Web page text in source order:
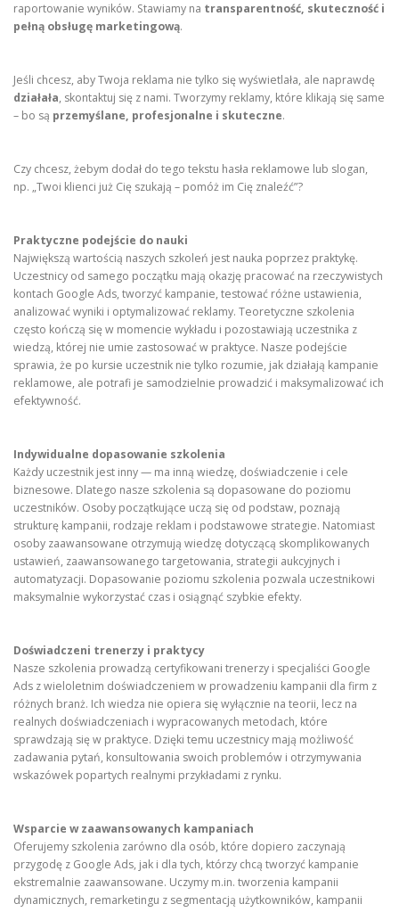
raportowanie wyników. Stawiamy na transparentność, skuteczność i
pełną obsługę marketingową.
Jeśli chcesz, aby Twoja reklama nie tylko się wyświetlała, ale naprawdę
działała, skontaktuj się z nami. Tworzymy reklamy, które klikają się same
– bo są przemyślane, profesjonalne i skuteczne.
Czy chcesz, żebym dodał do tego tekstu hasła reklamowe lub slogan,
np. „Twoi klienci już Cię szukają – pomóż im Cię znaleźć”?
Praktyczne podejście do nauki
Największą wartością naszych szkoleń jest nauka poprzez praktykę.
Uczestnicy od samego początku mają okazję pracować na rzeczywistych
kontach Google Ads, tworzyć kampanie, testować różne ustawienia,
analizować wyniki i optymalizować reklamy. Teoretyczne szkolenia
często kończą się w momencie wykładu i pozostawiają uczestnika z
wiedzą, której nie umie zastosować w praktyce. Nasze podejście
sprawia, że po kursie uczestnik nie tylko rozumie, jak działają kampanie
reklamowe, ale potrafi je samodzielnie prowadzić i maksymalizować ich
efektywność.
Indywidualne dopasowanie szkolenia
Każdy uczestnik jest inny — ma inną wiedzę, doświadczenie i cele
biznesowe. Dlatego nasze szkolenia są dopasowane do poziomu
uczestników. Osoby początkujące uczą się od podstaw, poznają
strukturę kampanii, rodzaje reklam i podstawowe strategie. Natomiast
osoby zaawansowane otrzymują wiedzę dotyczącą skomplikowanych
ustawień, zaawansowanego targetowania, strategii aukcyjnych i
automatyzacji. Dopasowanie poziomu szkolenia pozwala uczestnikowi
maksymalnie wykorzystać czas i osiągnąć szybkie efekty.
Doświadczeni trenerzy i praktycy
Nasze szkolenia prowadzą certyfikowani trenerzy i specjaliści Google
Ads z wieloletnim doświadczeniem w prowadzeniu kampanii dla firm z
różnych branż. Ich wiedza nie opiera się wyłącznie na teorii, lecz na
realnych doświadczeniach i wypracowanych metodach, które
sprawdzają się w praktyce. Dzięki temu uczestnicy mają możliwość
zadawania pytań, konsultowania swoich problemów i otrzymywania
wskazówek popartych realnymi przykładami z rynku.
Wsparcie w zaawansowanych kampaniach
Oferujemy szkolenia zarówno dla osób, które dopiero zaczynają
przygodę z Google Ads, jak i dla tych, którzy chcą tworzyć kampanie
ekstremalnie zaawansowane. Uczymy m.in. tworzenia kampanii
dynamicznych, remarketingu z segmentacją użytkowników, kampanii